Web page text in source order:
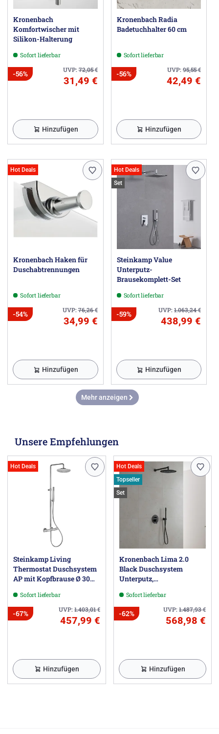
Kronenbach
Komfortwischer mit
Silikon-Halterung
Sofort lieferbar
UVP:72,05€
-56%
31,49 €
Hinzufügen
Kronenbach Radia
Badetuchhalter 60 cm
Sofort lieferbar
UVP:95,55€
-56%
42,49 €
Hinzufügen
Hot Deals
Kronenbach Haken für
Duschabtrennungen
Sofort lieferbar
UVP:76,26€
-54%
34,99 €
Hinzufügen
Hot Deals
Set
Steinkamp Value
Unterputz-
Brausekomplett-Set
Sofort lieferbar
UVP:1.063,24€
-59%
438,99 €
Hinzufügen
Mehr anzeigen
Unsere Empfehlungen
Hot Deals
Steinkamp Living
Thermostat Duschsystem
AP mit Kopfbrause Ø 30
Höhenverstellbar
Sofort lieferbar
UVP:1.403,01€
-67%
457,99 €
Hinzufügen
Hot Deals
Topseller
Set
Kronenbach Lima 2.0
Black Duschsystem
Unterputz,
Umsteller, rund
Sofort lieferbar
UVP:1.487,93€
-62%
568,98 €
Hinzufügen